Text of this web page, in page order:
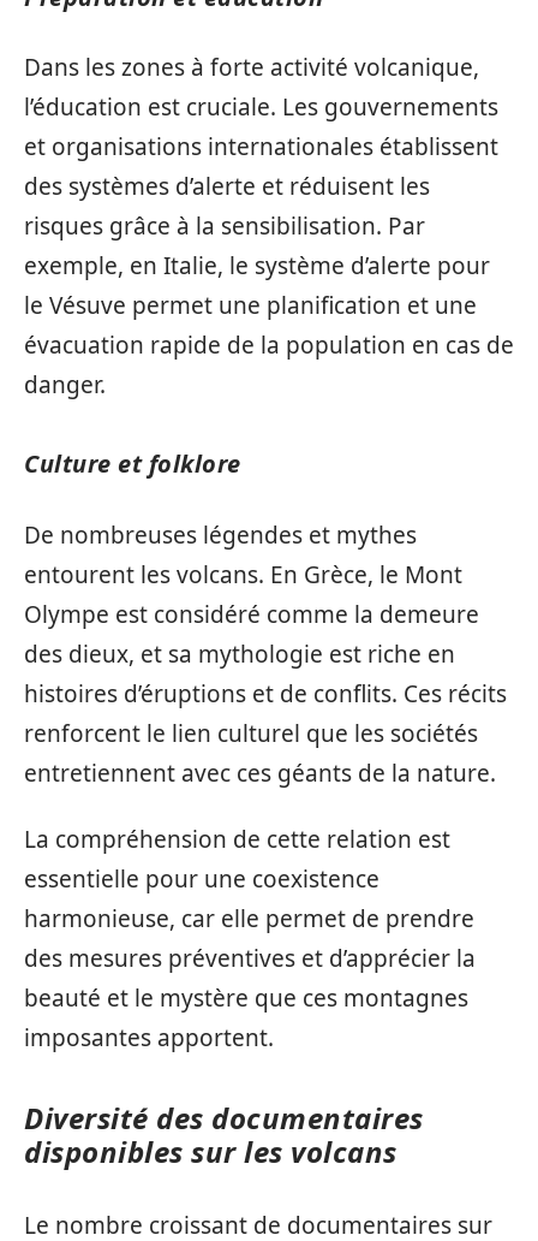
Dans les zones à forte activité volcanique,
l’éducation est cruciale. Les gouvernements
et organisations internationales établissent
des systèmes d’alerte et réduisent les
risques grâce à la sensibilisation. Par
exemple, en Italie, le système d’alerte pour
le Vésuve permet une planification et une
évacuation rapide de la population en cas de
danger.
Culture et folklore
De nombreuses légendes et mythes
entourent les volcans. En Grèce, le Mont
Olympe est considéré comme la demeure
des dieux, et sa mythologie est riche en
histoires d’éruptions et de conflits. Ces récits
renforcent le lien culturel que les sociétés
entretiennent avec ces géants de la nature.
La compréhension de cette relation est
essentielle pour une coexistence
harmonieuse, car elle permet de prendre
des mesures préventives et d’apprécier la
beauté et le mystère que ces montagnes
imposantes apportent.
Diversité des documentaires
disponibles sur les volcans
Le nombre croissant de documentaires sur